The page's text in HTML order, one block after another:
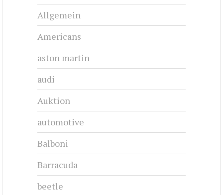
Allgemein
Americans
aston martin
audi
Auktion
automotive
Balboni
Barracuda
beetle